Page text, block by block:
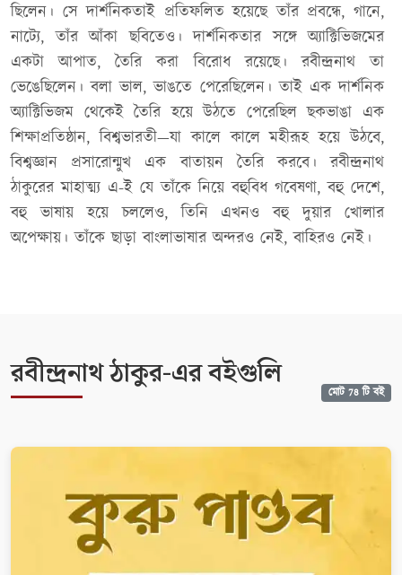
ছিলেন। সে দার্শনিকতাই প্রতিফলিত হয়েছে তাঁর প্রবন্ধে, গানে,
নাট্যে, তাঁর আঁকা ছবিতেও। দার্শনিকতার সঙ্গে অ্যাক্টিভিজমের
একটা আপাত, তৈরি করা বিরোধ রয়েছে। রবীন্দ্রনাথ তা
ভেঙেছিলেন। বলা ভাল, ভাঙতে পেরেছিলেন। তাই এক দার্শনিক
অ্যাক্টিভিজম থেকেই তৈরি হয়ে উঠতে পেরেছিল ছকভাঙা এক
শিক্ষাপ্রতিষ্ঠান, বিশ্বভারতী—যা কালে কালে মহীরূহ হয়ে উঠবে,
বিশ্বজ্ঞান প্রসারোন্মুখ এক বাতায়ন তৈরি করবে। রবীন্দ্রনাথ
ঠাকুরের মাহাত্ম্য এ-ই যে তাঁকে নিয়ে বহুবিধ গবেষণা, বহু দেশে,
বহু ভাষায় হয়ে চললেও, তিনি এখনও বহু দুয়ার খোলার
অপেক্ষায়। তাঁকে ছাড়া বাংলাভাষার অন্দরও নেই, বাহিরও নেই।
রবীন্দ্রনাথ ঠাকুর-এর বইগুলি মোট 78 টি বই